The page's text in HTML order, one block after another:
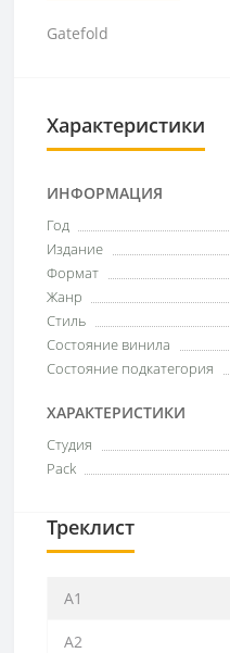
Gatefold
Характеристики
ИНФОРМАЦИЯ
Год
Издание
Формат
Жанр
Стиль
Состояние винила
Состояние подкатегория
ХАРАКТЕРИСТИКИ
Студия
Pack
Треклист
A1
A2